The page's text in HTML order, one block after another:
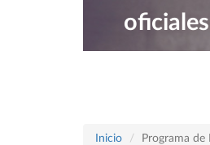
oficiales
Inicio Programa